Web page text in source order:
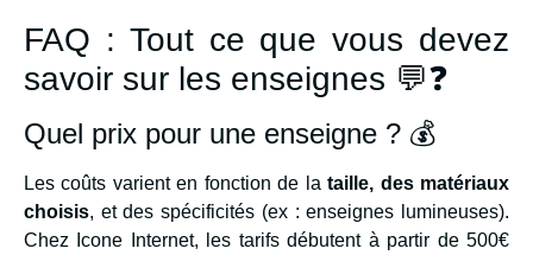
FAQ : Tout ce que vous devez
savoir sur les enseignes 💬❓
Quel prix pour une enseigne ? 💰
Les coûts varient en fonction de lataille, des matériaux
choisis, et des spécificités (ex : enseignes lumineuses).
Chez Icone Internet, les tarifs débutent à partir de 500€